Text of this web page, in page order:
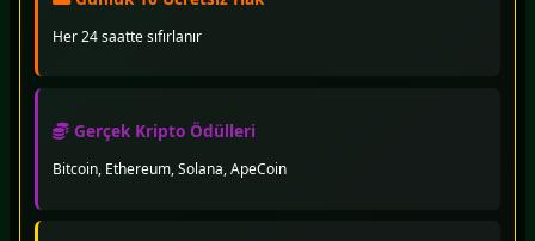
Her 24 saatte sıfırlanır
Gerçek Kripto Ödülleri
Bitcoin, Ethereum, Solana, ApeCoin